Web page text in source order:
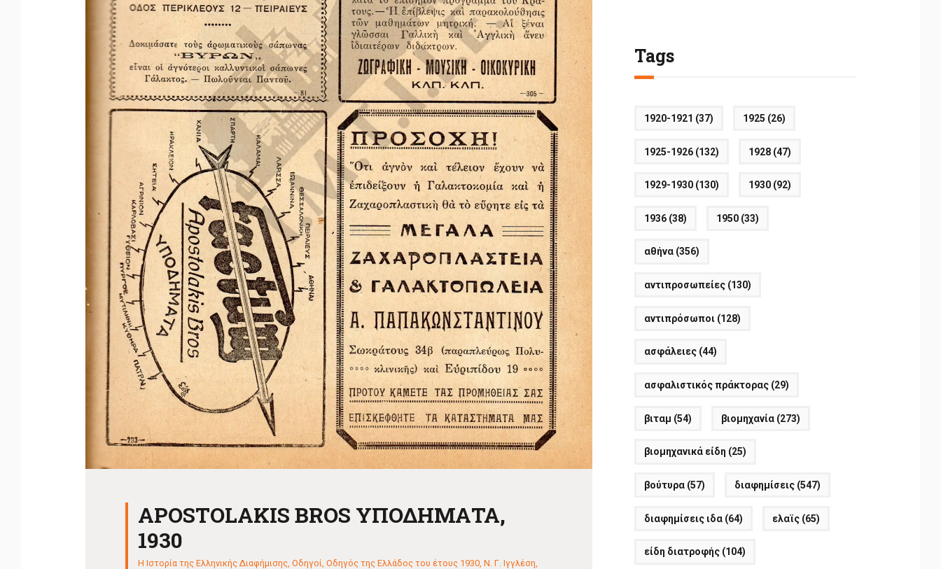
APOSTOLAKIS BROS ΥΠΟΔΗΜΑΤΑ,
1930
Η Ιστορία της Ελληνικής Διαφήμισης ,Οδηγοί ,Οδηγός της Ελλάδος του έτους 1930, Ν. Γ. Ιγγλέση,
Tags
1920-1921 (37) 1925 (26)
1925-1926 (132) 1928 (47)
1929-1930 (130) 1930 (92)
1936 (38) 1950 (33)
αθήνα (356)
αντιπροσωπείες (130)
αντιπρόσωποι (128)
ασφάλειες (44)
ασφαλιστικός πράκτορας (29)
βιταμ (54) βιομηχανία (273)
βιομηχανικά είδη (25)
βούτυρα (57) διαφημίσεις (547)
διαφημίσεις ιδα (64) ελαϊς (65)
είδη διατροφής (104)